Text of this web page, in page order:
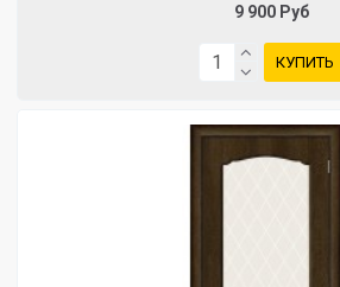
9 900 Руб
КУПИТЬ